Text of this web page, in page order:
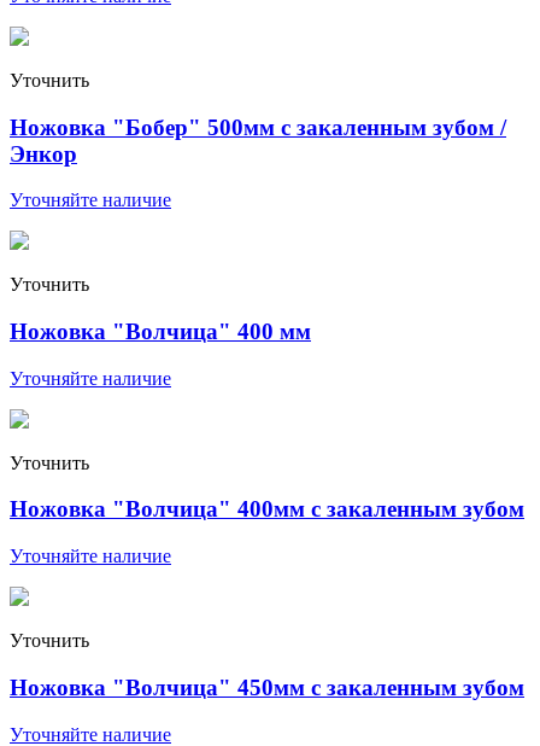
Уточнить
Ножовка "Бобер" 500мм с закаленным зубом /
Энкор
Уточняйте наличие
Уточнить
Ножовка "Волчица" 400 мм
Уточняйте наличие
Уточнить
Ножовка "Волчица" 400мм с закаленным зубом
Уточняйте наличие
Уточнить
Ножовка "Волчица" 450мм с закаленным зубом
Уточняйте наличие